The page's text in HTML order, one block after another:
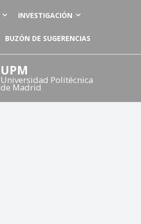
INVESTIGACIÓN
BUZÓN DE SUGERENCIAS
UPM
Universidad Politécnica
de Madrid